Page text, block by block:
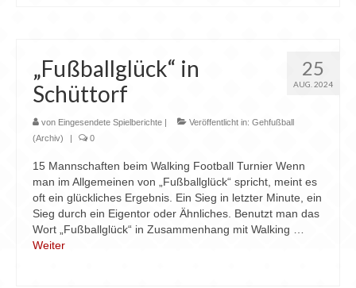
25
AUG. 2024
„Fußballglück“ in
Schüttorf
von Eingesendete Spielberichte | Veröffentlicht in: Gehfußball
(Archiv)
| 0
15 Mannschaften beim Walking Football Turnier Wenn
man im Allgemeinen von „Fußballglück“ spricht, meint es
oft ein glückliches Ergebnis. Ein Sieg in letzter Minute, ein
Sieg durch ein Eigentor oder Ähnliches. Benutzt man das
Wort „Fußballglück“ in Zusammenhang mit Walking …
Weiter